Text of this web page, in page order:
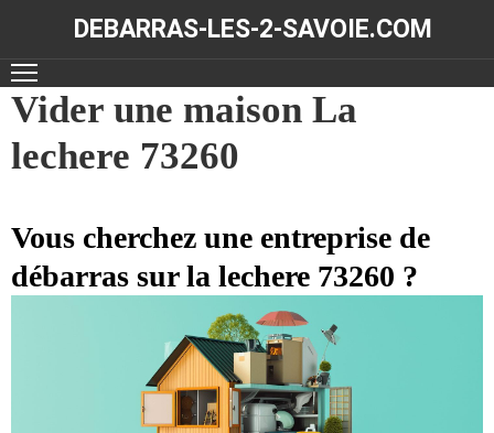
DEBARRAS-LES-2-SAVOIE.COM
ACCUEIL
DÉBARRAS
RÉALISATIONS
CONTACT
Vider une maison La
lechere 73260
Vous cherchez une entreprise de
débarras sur la lechere 73260 ?